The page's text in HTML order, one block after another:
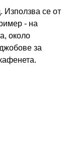
Използва се от
- на
около
за